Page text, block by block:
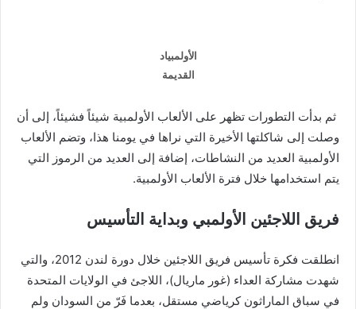
الأولمبياد
القديمة
ثم بدأت التطورات تظهر على الألعاب الأولمبية شيئاً فشيئاً، إلى أن
وصلت إلى شاكلتها الأخيرة التي نراها في يومنا هذا، وتضم الألعاب
الأولمبية العديد من النشاطات، إضافة إلى العديد من الرموز التي
يتم استخدامها خلال فترة الألعاب الأولمبية.
فريق اللاجئين الأولمبي وبداية التأسيس
انطلقت فكرة تأسيس فريق اللاجئين خلال دورة لندن 2012، والتي
شهدت مشاركة العداء (غور ماريال)، اللاجئ في الولايات المتحدة
في سباق الماراثون كرياضي مستقل، بعدما فَرّ من السودان ولم